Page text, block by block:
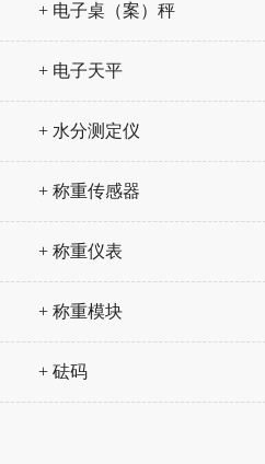
+ 电子桌（案）秤
+ 电子天平
+ 水分测定仪
+ 称重传感器
+ 称重仪表
+ 称重模块
+ 砝码